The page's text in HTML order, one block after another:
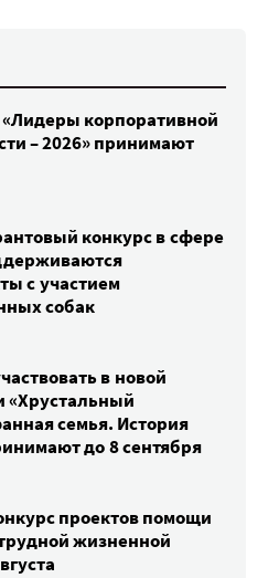
корпоративной
– 2026» принимают
конкурс в сфере
с участием
собак
в новой
«Хрустальный
семья. История
до 8 сентября
проектов помощи
жизненной